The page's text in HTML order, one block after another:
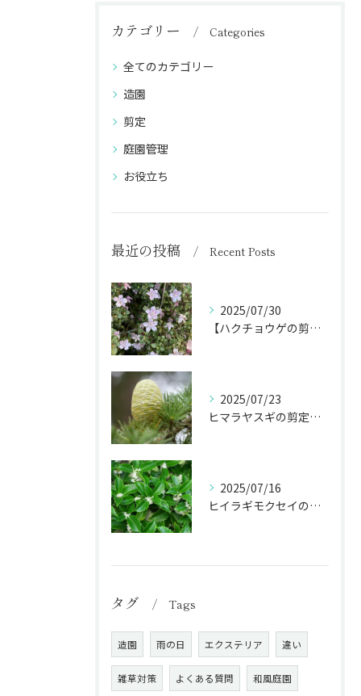
カテゴリー Categories
全てのカテゴリー
造園
剪定
庭園管理
お役立ち
最近の投稿 Recent Posts
2025/07/30
【ハクチョウゲの剪定】白い花を長く楽しむ剪定時期を完全ガイド
2025/07/23
ヒマラヤスギの剪定で庭のシンボルを魅力的に！
2025/07/16
ヒイラギモクセイの剪定で生垣･庭木を美しく保つ秘訣！
タグ Tags
造園 雨の日 エクステリア 違い
雑草対策 よくある質問 和風庭園